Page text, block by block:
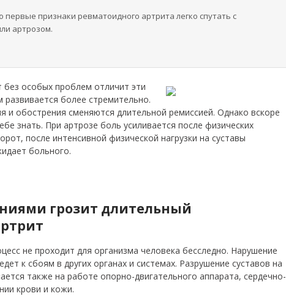
первые признаки ревматоидного артрита легко спутать с
артрозом.
особых проблем отличит эти
более стремительно.
и обострения сменяются длительной ремиссией. Однако вскоре
знать. При артрозе боль усиливается после физических
после интенсивной физической нагрузки на суставы
больного.
грозит длительный
не проходит для организма человека бесследно. Нарушение
к сбоям в других органах и системах. Разрушение суставов на
также на работе опорно-двигательного аппарата, сердечно-
крови и кожи.